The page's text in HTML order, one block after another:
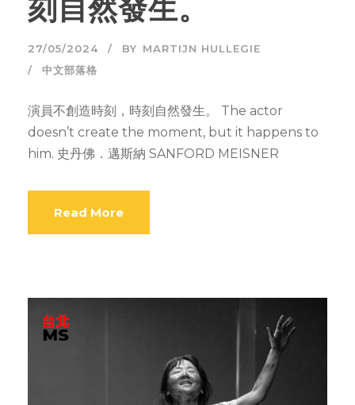
刻自然發生。
27/05/2024 BY MARTIJN HULLEGIE
中文部落格
演員不創造時刻，時刻自然發生。 The actor
doesn’t create the moment, but it happens to
him. 史丹佛．邁斯納 SANFORD MEISNER
Read More